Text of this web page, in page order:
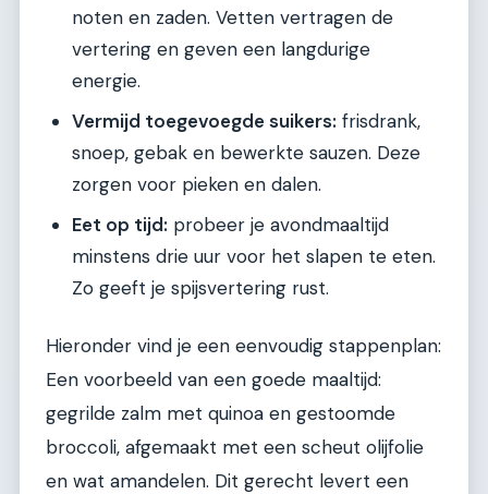
noten en zaden. Vetten vertragen de
vertering en geven een langdurige
energie.
Vermijd toegevoegde suikers: frisdrank,
snoep, gebak en bewerkte sauzen. Deze
zorgen voor pieken en dalen.
Eet op tijd: probeer je avondmaaltijd
minstens drie uur voor het slapen te eten.
Zo geeft je spijsvertering rust.
Hieronder vind je een eenvoudig stappenplan:
Een voorbeeld van een goede maaltijd:
gegrilde zalm met quinoa en gestoomde
broccoli, afgemaakt met een scheut olijfolie
en wat amandelen. Dit gerecht levert een